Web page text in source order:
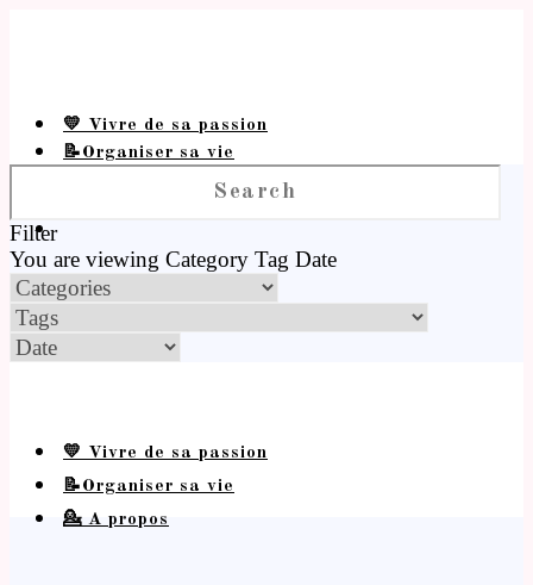
💛 Vivre de sa passion
📝Organiser sa vie
Filter
You are viewing Category Tag Date
💛 Vivre de sa passion
📝Organiser sa vie
💁 A propos